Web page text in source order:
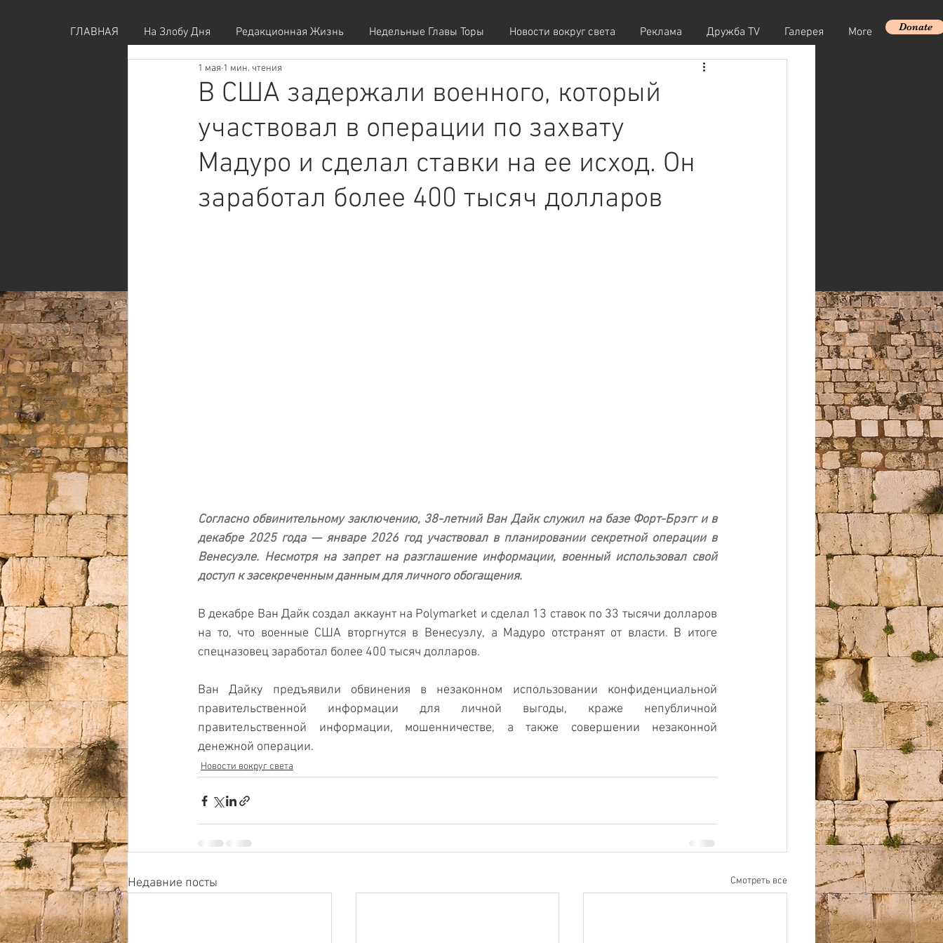
ГЛАВНАЯ На Злобу Дня Редакционная Жизнь Недельные Главы Торы Новости вокруг света Реклама Дружба TV Галерея More Donate
В США задержали военного, который
участвовал в операции по захвату
Мадуро и сделал ставки на ее исход. Он
заработал более 400 тысяч долларов
1 мая 1 мин. чтения
Согласно обвинительному заключению, 38-летний Ван Дайк служил на базе Форт-Брэгг и в
декабре 2025 года — январе 2026 год участвовал в планировании секретной операции в
Венесуэле. Несмотря на запрет на разглашение информации, военный использовал свой
доступ к засекреченным данным для личного обогащения.
В декабре Ван Дайк создал аккаунт на Polymarket и сделал 13 ставок по 33 тысячи долларов
на то, что военные США вторгнутся в Венесуэлу, а Мадуро отстранят от власти. В итоге
спецназовец заработал более 400 тысяч долларов.
Ван Дайку предъявили обвинения в незаконном использовании конфиденциальной
правительственной информации для личной выгоды, краже непубличной
правительственной информации, мошенничестве, а также совершении незаконной
денежной операции.
Новости вокруг света
Недавние посты Смотреть все